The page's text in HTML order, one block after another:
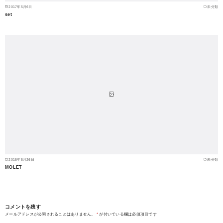
2017年5月6日 未分類
set
2015年5月26日 未分類
MOLET
コメントを残す
メールアドレスが公開されることはありません。 * が付いている欄は必須項目です